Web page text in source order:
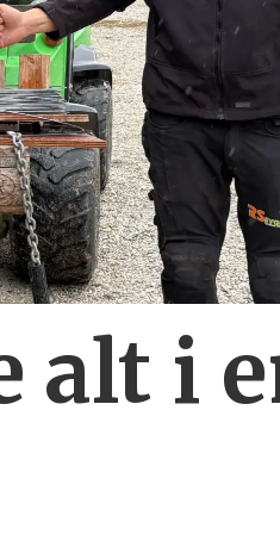
alt i